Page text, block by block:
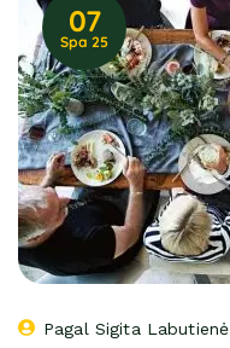
07
Spa 25
Pagal Sigita Labutienė